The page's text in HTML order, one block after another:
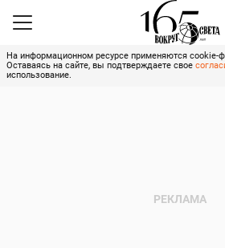
На информационном ресурсе применяются cookie-
Оставаясь на сайте, вы подтверждаете свое
использование.